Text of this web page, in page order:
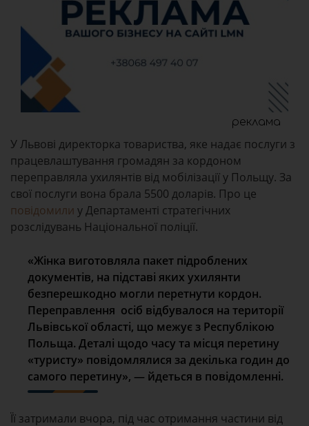
реклама
У Львові директорка товариства, яке надає послуги з
працевлаштування громадян за кордоном
переправляла ухилянтів від мобілізації у Польщу. За
свої послуги вона брала 5500 доларів. Про це
повідомили у Департаменті стратегічних
розслідувань Національної поліції.
«Жінка виготовляла пакет підроблених
документів, на підставі яких ухилянти
безперешкодно могли перетнути кордон.
Переправлення осіб відбувалося на території
Львівської області, що межує з Республікою
Польща. Деталі щодо часу та місця перетину
«туристу» повідомлялися за декілька годин до
самого перетину», — йдеться в повідомленні.
Її затримали вчора, під час отримання частини від